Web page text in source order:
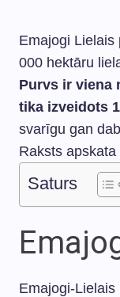
Emajogi Lielais
000 hektāru
Purvs ir viena
tika izveidots
svarīgu gan
Raksts
Saturs
Emajogi-